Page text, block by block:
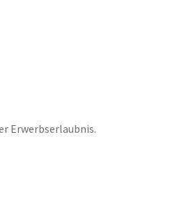
Erwerbserlaubnis.